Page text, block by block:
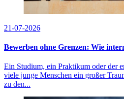
21-07-2026
Bewerben ohne Grenzen: Wie
Ein Studium, ein Praktikum oder der
viele junge Menschen ein großer
zu den...